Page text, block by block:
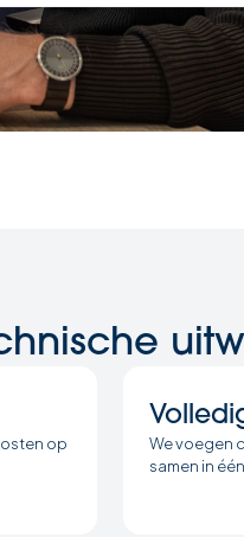
op
We voegen
samen in